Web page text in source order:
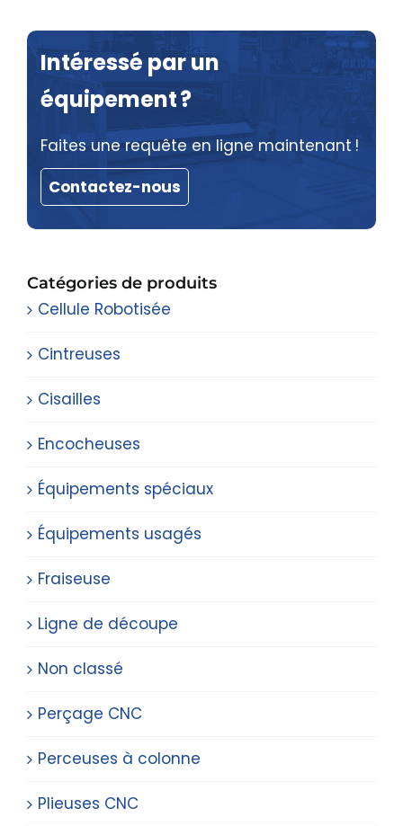
Intéressé par un
équipement ?
Faites une requête en ligne maintenant !
Contactez-nous
Catégories de produits
Cellule Robotisée
Cintreuses
Cisailles
Encocheuses
Équipements spéciaux
Équipements usagés
Fraiseuse
Ligne de découpe
Non classé
Perçage CNC
Perceuses à colonne
Plieuses CNC